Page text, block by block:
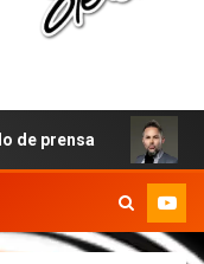
MARCOS